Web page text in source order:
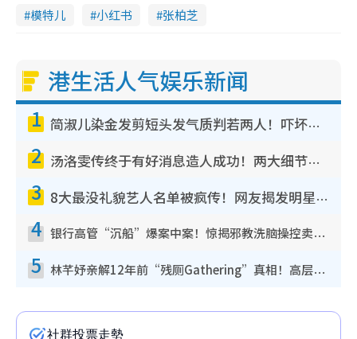
模特儿
小红书 张柏芝
港生活人气娱乐新闻
1 简淑儿染金发剪短头发气质判若两人！吓坏老公麦大力都认不出：“你做什么？”
2 汤洛雯传终于有好消息造人成功！两大细节曝孕味极浓引猜测：大肚婆先会咁！
3 8大最没礼貌艺人名单被疯传！网友揭发明星真面目，一致数落这一位是无品天花板？
4 银行高管“沉船”爆案中案！惊揭邪教洗脑操控卖淫被吞600万，幕后黑手讲多错多
5 林芊妤亲解12年前“残厕Gathering”真相！高层解约一句话重创尊严，至今拒返TVB